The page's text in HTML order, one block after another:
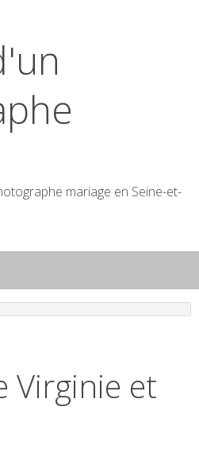
mariage en Seine-et-
Virginie et